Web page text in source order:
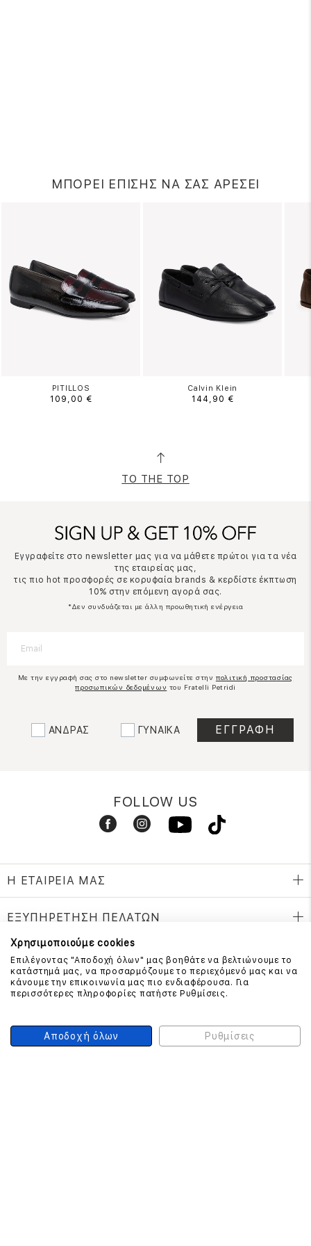
ΜΠΟΡΕΙ ΕΠΙΣΗΣ ΝΑ ΣΑΣ ΑΡΕΣΕΙ
PITILLOS
109,00 €
Calvin Klein
144,90 €
TO THE TOP
Εγγραφείτε στο newsletter μας για να μάθετε πρώτοι για τα νέα
της εταιρείας μας,
τις πιο hot προσφορές σε κορυφαία brands & κερδίστε έκπτωση
10% στην επόμενη αγορά σας.
*Δεν συνδυάζεται με άλλη προωθητική ενέργεια
Με την εγγραφή σας στο newsletter συμφωνείτε στην πολιτική προστασίας
προσωπικών δεδομένων του Fratelli Petridi
ΑΝΔΡΑΣ ΓΥΝΑΙΚΑ
FOLLOW US
Η ΕΤΑΙΡΕΙΑ ΜΑΣ
ΕΞΥΠΗΡΕΤΗΣΗ ΠΕΛΑΤΩΝ
ΕΠΙΚΟΙΝΩΝΗΣΤΕ ΜΑΖΙ ΜΑΣ
210 999 4510
Χρησιμοποιούμε cookies
Επιλέγοντας "Αποδοχή όλων" μας βοηθάτε να βελτιώνουμε το
κατάστημά μας, να προσαρμόζουμε το περιεχόμενό μας και να
κάνουμε την επικοινωνία μας πιο ενδιαφέρουσα. Για
περισσότερες πληροφορίες πατήστε Ρυθμίσεις.
Αποδοχή όλων Ρυθμίσεις